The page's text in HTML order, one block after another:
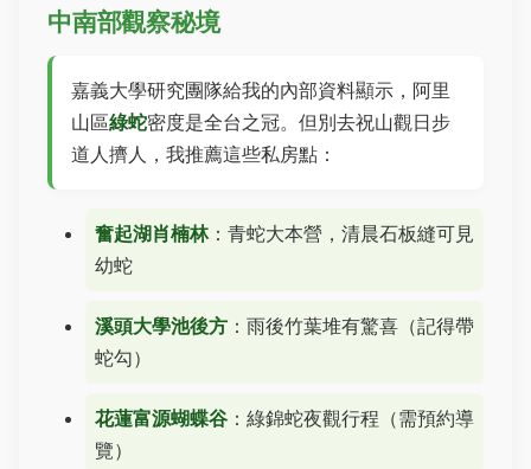
中南部觀察秘境
嘉義大學研究團隊給我的內部資料顯示，阿里
山區綠蛇密度是全台之冠。但別去祝山觀日步
道人擠人，我推薦這些私房點：
奮起湖肖楠林：青蛇大本營，清晨石板縫可見
幼蛇
溪頭大學池後方 ：雨後竹葉堆有驚喜（記得帶
蛇勾）
花蓮富源蝴蝶谷 ：綠錦蛇夜觀行程（需預約導
覽）